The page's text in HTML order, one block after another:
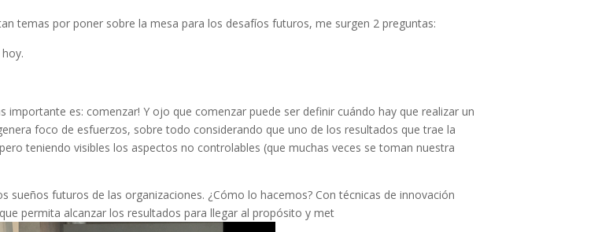
temas por poner sobre la mesa para los desafíos futuros, me surgen 2 preguntas:
es: comenzar! Y ojo que comenzar puede ser definir cuándo hay que realizar un
foco de esfuerzos, sobre todo considerando que uno de los resultados que trae la
teniendo visibles los aspectos no controlables (que muchas veces se toman nuestra
futuros de las organizaciones. ¿Cómo lo hacemos? Con técnicas de innovación
permita alcanzar los resultados para llegar al propósito y met